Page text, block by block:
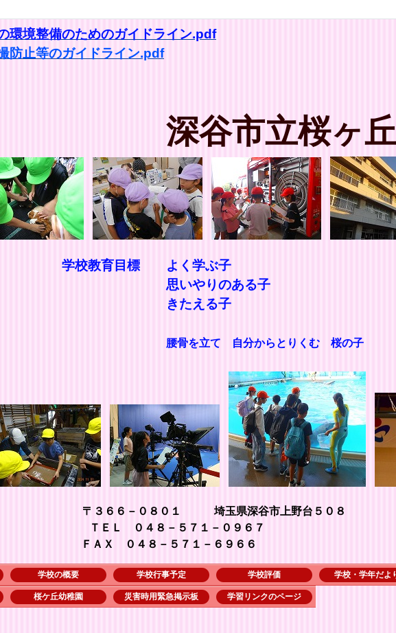
環境整備のためのガイドライン.pdf
防止等のガイドライン.pdf
深谷市立桜ヶ
学校教育目標 よく学ぶ子
のある子
る子
腰骨を立て 自分からとりくむ 桜の子
〒３６６－０８０１ 埼玉県深谷市上野台５０８
－５７１－０９６７
５７１－６９６６
学校の概要 学校行事予定 学校評価 学校・学年だよ
桜ケ丘幼稚園 災害時用緊急掲示板 学習リンクのページ
ィアのみなさま